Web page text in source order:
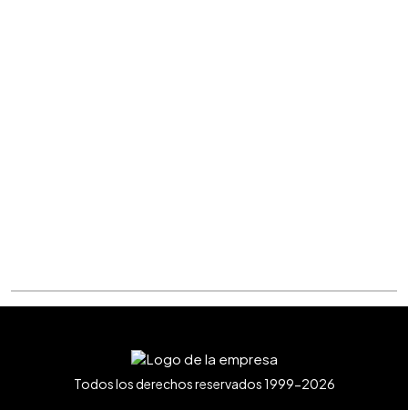
Todos los derechos reservados 1999-2026